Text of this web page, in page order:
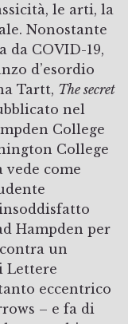
le arti, la
Nonostante
da COVID-19,
d’esordio
Tartt, The secret
nel
College
College
come
Hampden per
un
Lettere
eccentrico
– e fa di